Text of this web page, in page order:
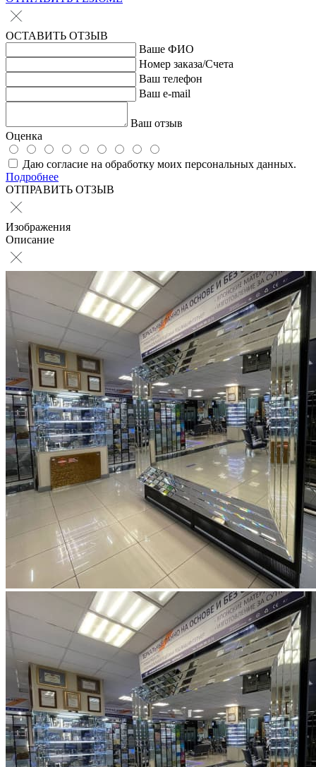
ОСТАВИТЬ ОТЗЫВ
Ваше ФИО
Номер заказа/Счета
Ваш телефон
Ваш e-mail
Ваш отзыв
Оценка
Даю согласие на обработку моих персональных данных.
Подробнее
ОТПРАВИТЬ ОТЗЫВ
Изображения
Описание